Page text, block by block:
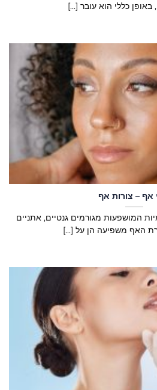
כללי הוא עובר [...]
אף – צורות אף
המושפעות מגורמים גנטיים, אתניים
האף משפיעה הן על [...]